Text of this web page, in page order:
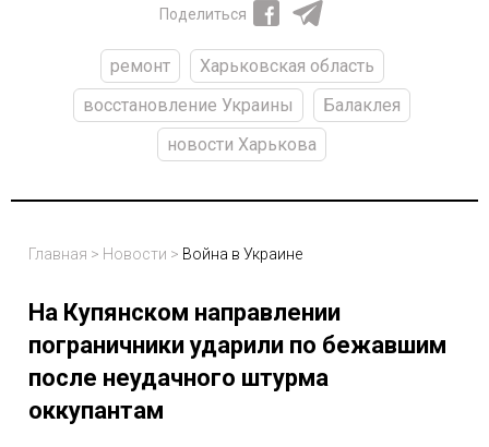
Поделиться
ремонт
Харьковская область
восстановление Украины
Балаклея
новости Харькова
Главная > Новости > Война в Украине
На Купянском направлении
пограничники ударили по бежавшим
после неудачного штурма
оккупантам